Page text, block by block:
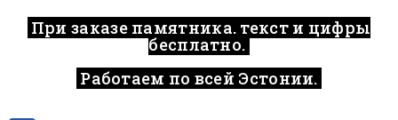
При заказе памятника, текст и цифры
бесплатно.
Работаем по всей Эстонии.